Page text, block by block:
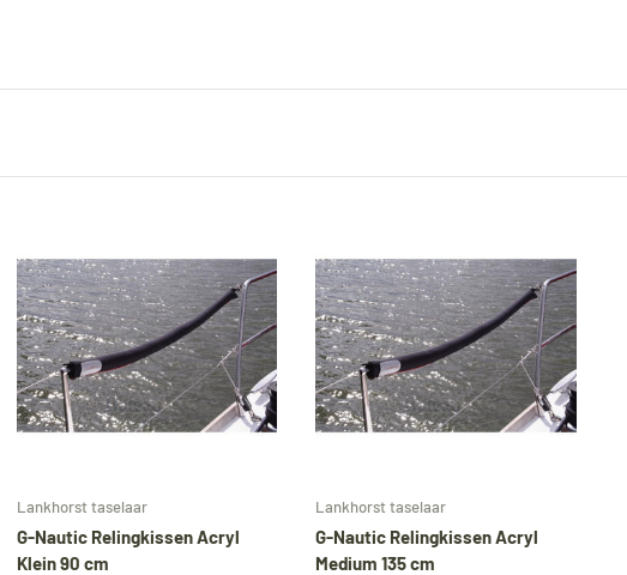
Lankhorst taselaar
G-Nautic Relingkissen Acryl
Klein 90 cm
Lankhorst taselaar
G-Nautic Relingkissen Acryl
Medium 135 cm